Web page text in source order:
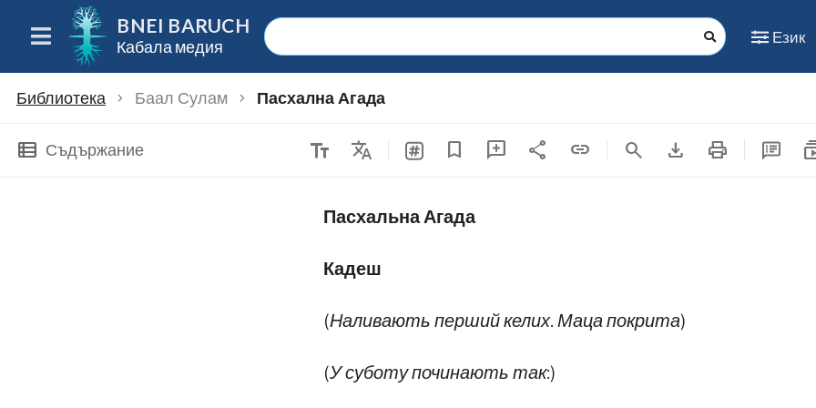
BNEI BARUCH
Кабала медия
Език
Библиотека chevron_right Баал Сулам chevron_right Пасхална Агада
view_list Съдържание text_fields Translate bookmark add_comment share link search download print
Пасхальна Агада
Кадеш
(Наливають перший келих. Маца покрита)
(У суботу починають так:)